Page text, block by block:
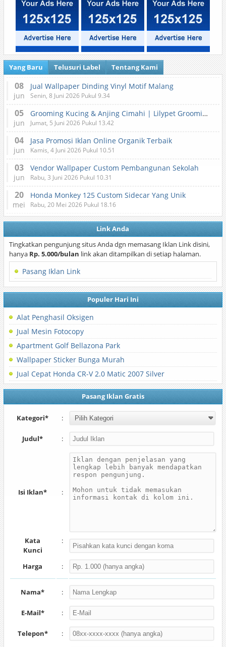
Yang Baru Telusuri Label Tentang Kami
08
jun
Jual Wallpaper Dinding Vinyl Motif Malang
Senin, 8 Juni 2026 Pukul 9.34
05
jun
Grooming Kucing & Anjing Cimahi | Lilypet Grooming & Pet Hotel
Jumat, 5 Juni 2026 Pukul 13.42
04
jun
Jasa Promosi Iklan Online Organik Terbaik
Kamis, 4 Juni 2026 Pukul 10.51
03
jun
Vendor Wallpaper Custom Pembangunan Sekolah
Rabu, 3 Juni 2026 Pukul 10.31
20
mei
Honda Monkey 125 Custom Sidecar Yang Unik
Rabu, 20 Mei 2026 Pukul 18.16
Link Anda
Tingkatkan pengunjung situs Anda dgn memasang Iklan Link disini,
hanya Rp. 5.000/bulan link akan ditampilkan di setiap halaman.
Pasang Iklan Link
Populer Hari Ini
Alat Penghasil Oksigen
Jual Mesin Fotocopy
Apartment Golf Bellazona Park
Wallpaper Sticker Bunga Murah
Jual Cepat Honda CR-V 2.0 Matic 2007 Silver
Pasang Iklan Gratis
Kategori* :
Judul* :
Isi Iklan* :
Kata
Kunci
:
Harga :
Nama* :
E-Mail* :
Telepon* :